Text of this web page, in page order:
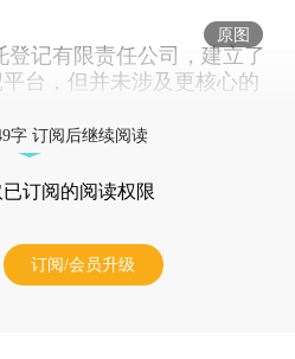
原图
记有限责任公司，建立了
台，但并未涉及更核心的
字 订阅后继续阅读
已订阅的阅读权限
订阅/会员升级